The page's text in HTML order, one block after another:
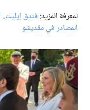
لمعرفة المزيد: فندق إيليت..
المصادر في مقديشو